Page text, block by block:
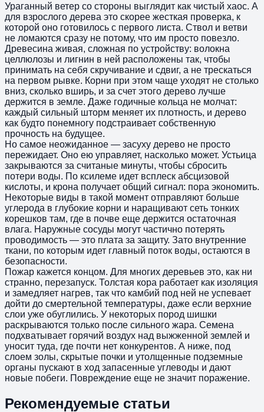
Ураганный ветер со стороны выглядит как чистый хаос. А
для взрослого дерева это скорее жесткая проверка, к
которой оно готовилось с первого листа. Ствол и ветви
не ломаются сразу не потому, что им просто повезло.
Древесина живая, сложная по устройству: волокна
целлюлозы и лигнин в ней расположены так, чтобы
принимать на себя скручивание и сдвиг, а не трескаться
на первом рывке. Корни при этом чаще уходят не столько
вниз, сколько вширь, и за счет этого дерево лучше
держится в земле. Даже годичные кольца не молчат:
каждый сильный шторм меняет их плотность, и дерево
как будто понемногу подстраивает собственную
прочность на будущее.
Но самое неожиданное — засуху дерево не просто
пережидает. Оно ею управляет, насколько может. Устьица
закрываются за считаные минуты, чтобы сбросить
потери воды. По ксилеме идет всплеск абсцизовой
кислоты, и крона получает общий сигнал: пора экономить.
Некоторые виды в такой момент отправляют больше
углерода в глубокие корни и наращивают сеть тонких
корешков там, где в почве еще держится остаточная
влага. Наружные сосуды могут частично потерять
проводимость — это плата за защиту. Зато внутренние
ткани, по которым идет главный поток воды, остаются в
безопасности.
Пожар кажется концом. Для многих деревьев это, как ни
странно, перезапуск. Толстая кора работает как изоляция
и замедляет нагрев, так что камбий под ней не успевает
дойти до смертельной температуры, даже если верхние
слои уже обуглились. У некоторых пород шишки
раскрываются только после сильного жара. Семена
подхватывает горячий воздух над выжженной землей и
уносит туда, где почти нет конкурентов. А ниже, под
слоем золы, скрытые почки и утолщенные подземные
органы пускают в ход запасенные углеводы и дают
новые побеги. Повреждение еще не значит поражение.
Рекомендуемые статьи